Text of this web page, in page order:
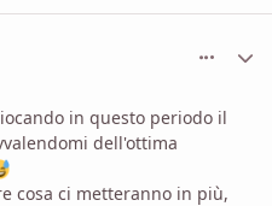
in questo periodo il
dell'ottima
cosa ci metteranno in più,